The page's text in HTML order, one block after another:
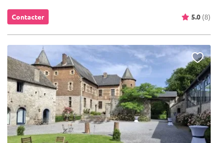
Contacter 5.0 (8)